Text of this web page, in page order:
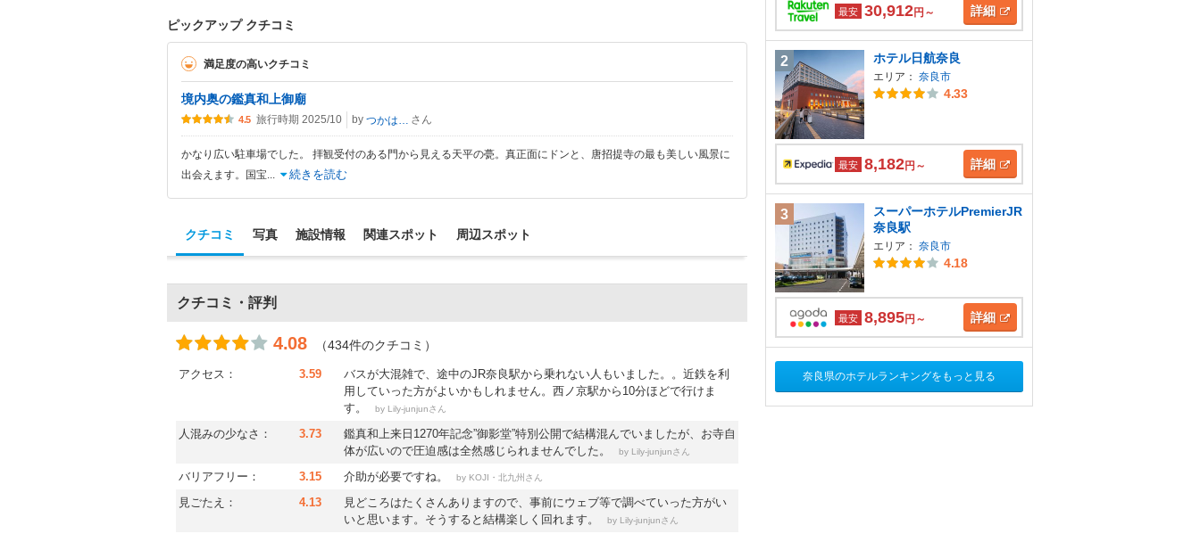
ピックアップ クチコミ
満足度の高いクチコミ
境内奥の鑑真和上御廟
4.5 旅行時期 2025/10 by さん
かなり広い駐車場でした。 拝観受付のある門から見える天平の甍。真正面にドンと、唐招提寺の最も美しい風景に
出会えます。国宝
続きを読む
クチコミ 写真 施設情報 関連スポット 周辺スポット
クチコミ・評判
4.08 （434件のクチコミ）
アクセス： 3.59
バスが大混雑で、途中のJR奈良駅から乗れない人もいました。。近鉄を利
用していった方がよいかもしれません。西ノ京駅から10分ほどで行けま
す。
by Lily-junjunさん
人混みの少なさ： 3.73
鑑真和上来日1270年記念”御影堂”特別公開で結構混んでいましたが、お寺自
体が広いので圧迫感は全然感じられませんでした。
by Lily-junjunさん
バリアフリー： 3.15 介助が必要ですね。 by KOJI・北九州 さん
見ごたえ： 4.13
見どころはたくさんありますので、事前にウェブ等で調べていった方がい
いと思います。そうすると結構楽しく回れます。
by Lily-junjunさん
最安 30,912円～ 詳細
2 ホテル日航奈良
エリア： 奈良市
4.33
最安 8,182円～ 詳細
3
スーパーホテルPremierJR
奈良駅
エリア： 奈良市
4.18
最安 8,895円～ 詳細
奈良県のホテルランキングをもっと見る